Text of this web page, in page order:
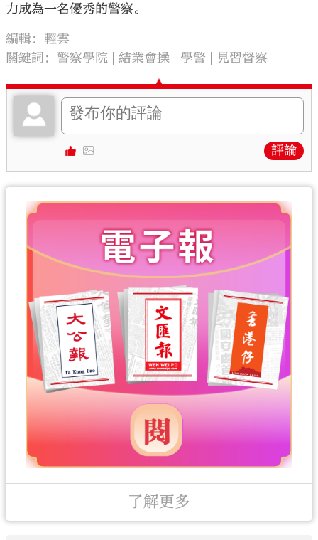
力成為一名優秀的警察。
編輯：輕雲
關鍵詞： 警察學院 結業會操 學警 見習督察
評論
了解更多